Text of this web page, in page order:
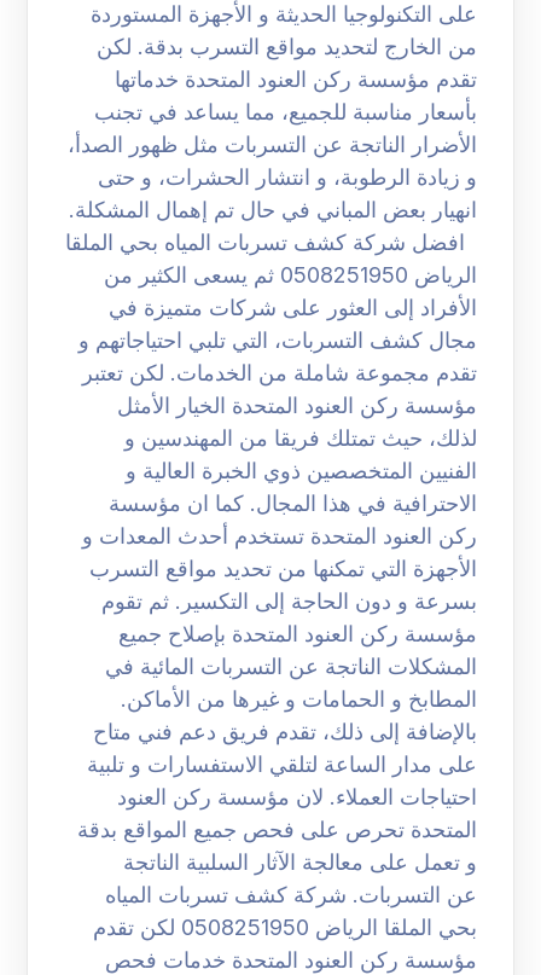
على التكنولوجيا الحديثة و الأجهزة المستوردة
من الخارج لتحديد مواقع التسرب بدقة. لكن
تقدم مؤسسة ركن العنود المتحدة خدماتها
بأسعار مناسبة للجميع، مما يساعد في تجنب
الأضرار الناتجة عن التسربات مثل ظهور الصدأ،
و زيادة الرطوبة، و انتشار الحشرات، و حتى
انهيار بعض المباني في حال تم إهمال المشكلة.
افضل شركة كشف تسربات المياه بحي الملقا
الرياض 0508251950 ثم يسعى الكثير من
الأفراد إلى العثور على شركات متميزة في
مجال كشف التسربات، التي تلبي احتياجاتهم و
تقدم مجموعة شاملة من الخدمات. لكن تعتبر
مؤسسة ركن العنود المتحدة الخيار الأمثل
لذلك، حيث تمتلك فريقا من المهندسين و
الفنيين المتخصصين ذوي الخبرة العالية و
الاحترافية في هذا المجال. كما ان مؤسسة
ركن العنود المتحدة تستخدم أحدث المعدات و
الأجهزة التي تمكنها من تحديد مواقع التسرب
بسرعة و دون الحاجة إلى التكسير. ثم تقوم
مؤسسة ركن العنود المتحدة بإصلاح جميع
المشكلات الناتجة عن التسربات المائية في
المطابخ و الحمامات و غيرها من الأماكن.
بالإضافة إلى ذلك، تقدم فريق دعم فني متاح
على مدار الساعة لتلقي الاستفسارات و تلبية
احتياجات العملاء. لان مؤسسة ركن العنود
المتحدة تحرص على فحص جميع المواقع بدقة
و تعمل على معالجة الآثار السلبية الناتجة
عن التسربات. شركة كشف تسربات المياه
بحي الملقا الرياض 0508251950 لكن تقدم
مؤسسة ركن العنود المتحدة خدمات فحص